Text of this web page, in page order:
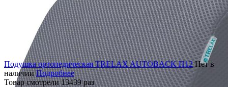
Подушка ортопедическая TRELAX AUTOBACK П12 Нет в
наличии Подробнее
Товар смотрели13439раз